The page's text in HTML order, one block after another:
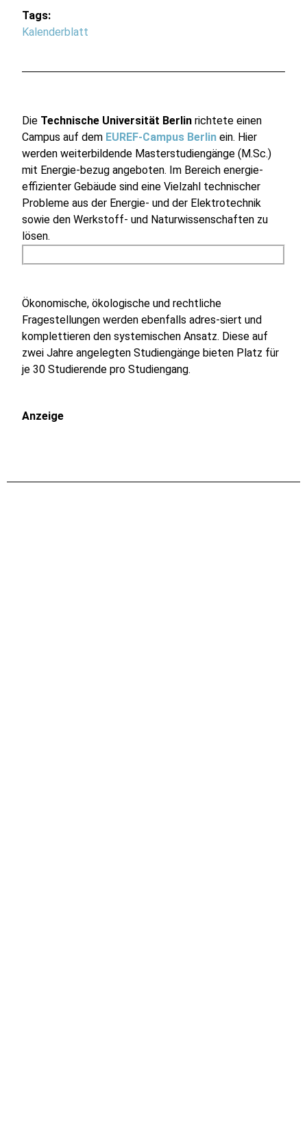
Tags:
Kalenderblatt
Die Technische Universität Berlin richtete einen
Campus auf dem EUREF-Campus Berlin ein. Hier
werden weiterbildende Masterstudiengänge (M.Sc.)
mit Energie-bezug angeboten. Im Bereich energie-
effizienter Gebäude sind eine Vielzahl technischer
Probleme aus der Energie- und der Elektrotechnik
sowie den Werkstoff- und Naturwissenschaften zu
lösen.
Ökonomische, ökologische und rechtliche
Fragestellungen werden ebenfalls adres-siert und
komplettieren den systemischen Ansatz. Diese auf
zwei Jahre angelegten Studiengänge bieten Platz für
je 30 Studierende pro Studiengang.
Anzeige